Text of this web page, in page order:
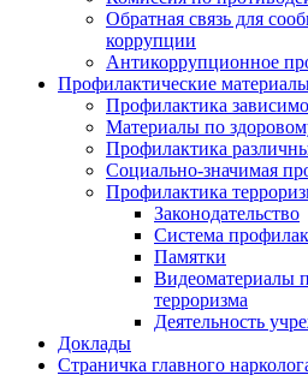
Обратная связь для
коррупции
Антикоррупционное
Профилактические
Профилактика
Материалы по
Профилактика
Социально-значимая
Профилактика
Законодательство
Система
Памятки
Видеоматериалы
терроризма
Деятельность
Доклады
Страничка главного